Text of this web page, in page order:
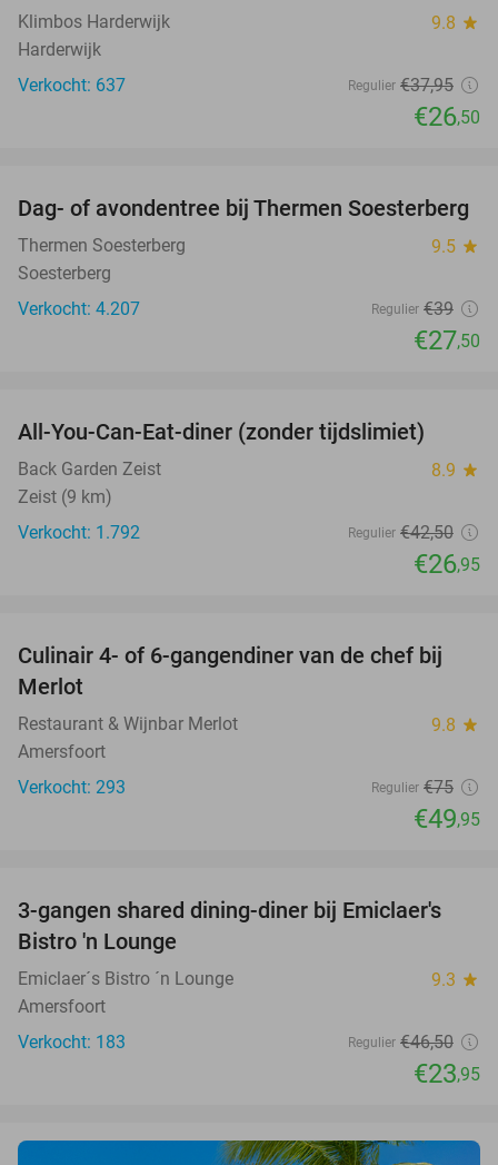
Klimbos Harderwijk 9.8 star
Harderwijk
Verkocht: 637
Regulier €37,95
€26,50
29%
Dag- of avondentree bij Thermen Soesterberg
Thermen Soesterberg 9.5 star
Soesterberg
Verkocht: 4.207
Regulier €39
€27,50
All-You-Can-Eat-diner (zonder tijdslimiet)
Back Garden Zeist 8.9 star
Zeist (9 km)
Verkocht: 1.792
Regulier €42,50
€26,95
33%
Culinair 4- of 6-gangendiner van de chef bij
Merlot
Restaurant & Wijnbar Merlot 9.8 star
Amersfoort
Verkocht: 293
Regulier €75
€49,95
48%
3-gangen shared dining-diner bij Emiclaer's
Bistro 'n Lounge
Emiclaer´s Bistro ´n Lounge 9.3 star
Amersfoort
Verkocht: 183
Regulier €46,50
€23,95